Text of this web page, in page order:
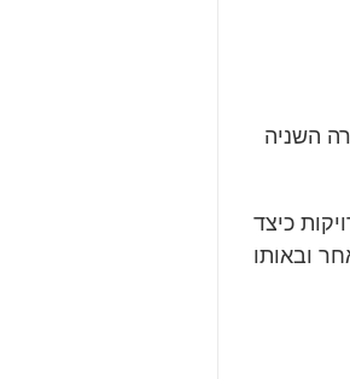
השניה
כיצד
ובאותו